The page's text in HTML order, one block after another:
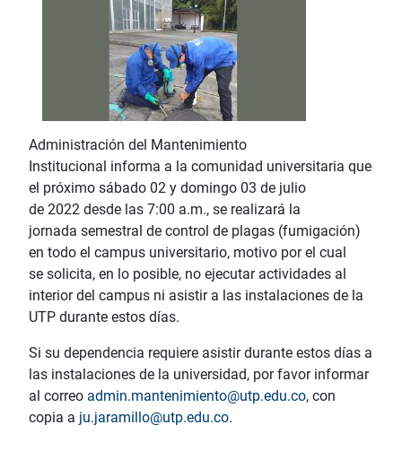
Administración del Mantenimiento
Institucional informa a la comunidad universitaria que
el próximo sábado 02 y domingo 03 de julio
de 2022 desde las 7:00 a.m., se realizará la
jornada semestral de control de plagas (fumigación)
en todo el campus universitario, motivo por el cual
se solicita, en lo posible, no ejecutar actividades al
interior del campus ni asistir a las instalaciones de la
UTP durante estos días.
Si su dependencia requiere asistir durante estos días a
las instalaciones de la universidad, por favor informar
al correo admin.mantenimiento@utp.edu.co, con
copia a ju.jaramillo@utp.edu.co.